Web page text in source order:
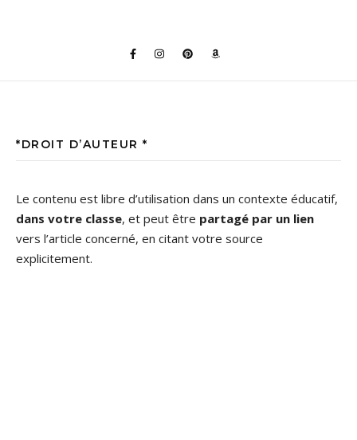
*DROIT D’AUTEUR *
Le contenu est libre d’utilisation dans un contexte éducatif,
dans votre classe, et peut être partagé par un lien
vers l’article concerné, en citant votre source
explicitement.